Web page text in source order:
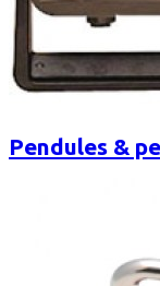
Pendules &